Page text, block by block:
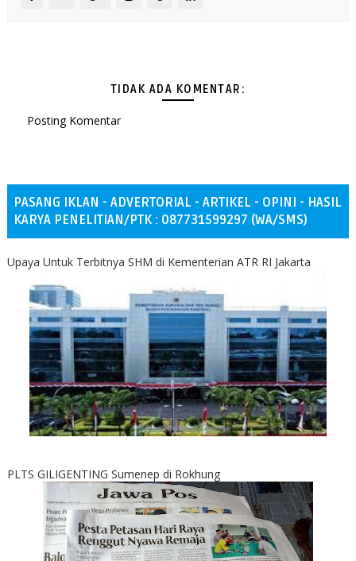
TIDAK ADA KOMENTAR:
Posting Komentar
PASANG IKLAN - ADVERTORIAL - ARTIKEL - OPINI - HASIL
KARYA PENELITIAN/PTK : 087731599297 (WA/SMS)
Upaya Untuk Terbitnya SHM di Kementerian ATR RI Jakarta
PLTS GILIGENTING Sumenep di Rokhung